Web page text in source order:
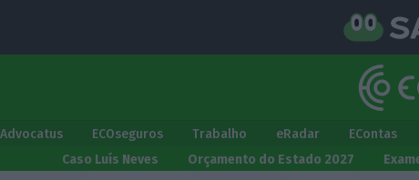
Advocatus ECOseguros Trabalho eRadar EContas
Caso Luís Neves
Orçamento do Estado 2027